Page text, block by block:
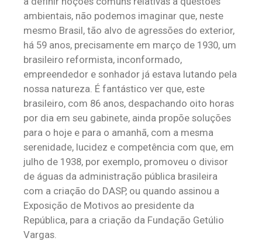
ambientais, não podemos imaginar que, neste
mesmo Brasil, tão alvo de agressões do exterior,
há 59 anos, precisamente em março de 1930, um
brasileiro reformista, inconformado,
empreendedor e sonhador já estava lutando pela
nossa natureza. É fantástico ver que, este
brasileiro, com 86 anos, despachando oito horas
por dia em seu gabinete, ainda propõe soluções
para o hoje e para o amanhã, com a mesma
serenidade, lucidez e competência com que, em
julho de 1938, por exemplo, promoveu o divisor
de águas da administração pública brasileira
com a criação do DASP, ou quando assinou a
Exposição de Motivos ao presidente da
República, para a criação da Fundação Getúlio
Vargas.